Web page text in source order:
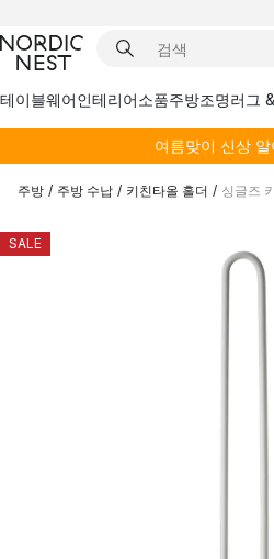
테이블웨어인테리어소품주방조명러그
여름맞이 신상 알
주방 / 주방 수납 / 키친타올 홀더 / 싱글즈
SALE